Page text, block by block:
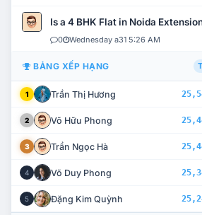
Is a 4 BHK Flat in Noida
0 Wednesday a31 5:26 AM
BẢNG XẾP HẠNG
1 Trần Thị Hương
2 Võ Hữu Phong
3 Trần Ngọc Hà
4 Võ Duy Phong
5 Đặng Kim Quỳnh